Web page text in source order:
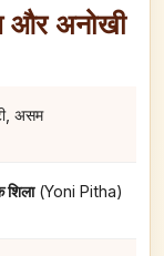
और अनोखी
असम
शिला(Yoni Pitha)